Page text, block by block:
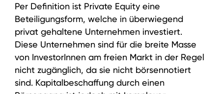
Per Definition ist Private Equity eine
Beteiligungsform, welche in überwiegend
privat gehaltene Unternehmen investiert.
Diese Unternehmen sind für die breite Masse
von InvestorInnen am freien Markt in der Regel
nicht zugänglich, da sie nicht börsennotiert
sind. Kapitalbeschaffung durch einen